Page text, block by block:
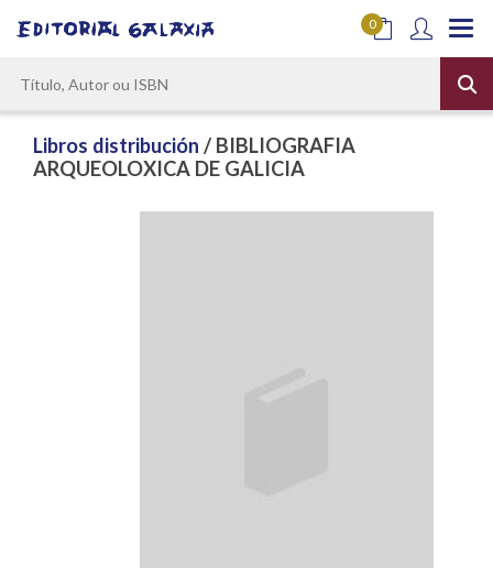
0
Libros distribución / BIBLIOGRAFIA
ARQUEOLOXICA DE GALICIA